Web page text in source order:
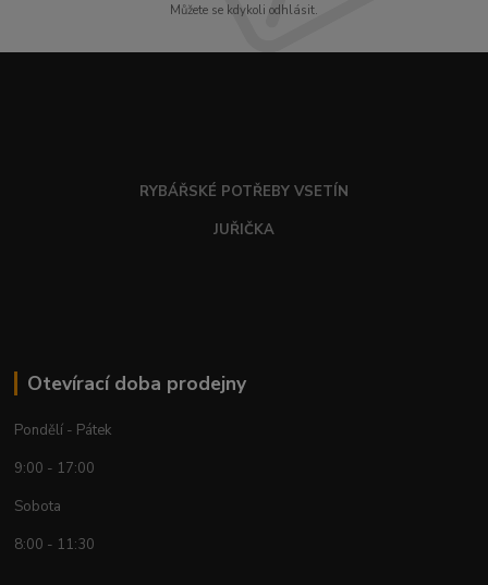
Můžete se kdykoli odhlásit.
RYBÁŘSKÉ POTŘEBY VSETÍN
JUŘIČKA
Otevírací doba prodejny
Pondělí - Pátek
9:00 - 17:00
Sobota
8:00 - 11:30